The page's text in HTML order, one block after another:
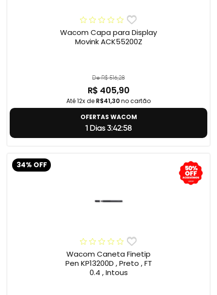
Wacom Capa para Display
Movink ACK55200Z
De R$ 516,28
R$ 405,90
Até 12x de R$41,30no cartão
OFERTAS WACOM
1 Dias 3:42:57
34% OFF
Wacom Caneta Finetip
Pen KP13200D , Preto , FT
0.4 , Intous